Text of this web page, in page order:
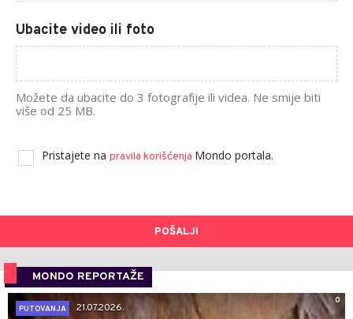
Ubacite video ili foto
Možete da ubacite do 3 fotografije ili videa. Ne smije biti
više od 25 MB.
Pristajete na pravila korišćenja Mondo portala.
POŠALJI
MONDO REPORTAŽE
0
PUTOVANJA
21.07.2026.